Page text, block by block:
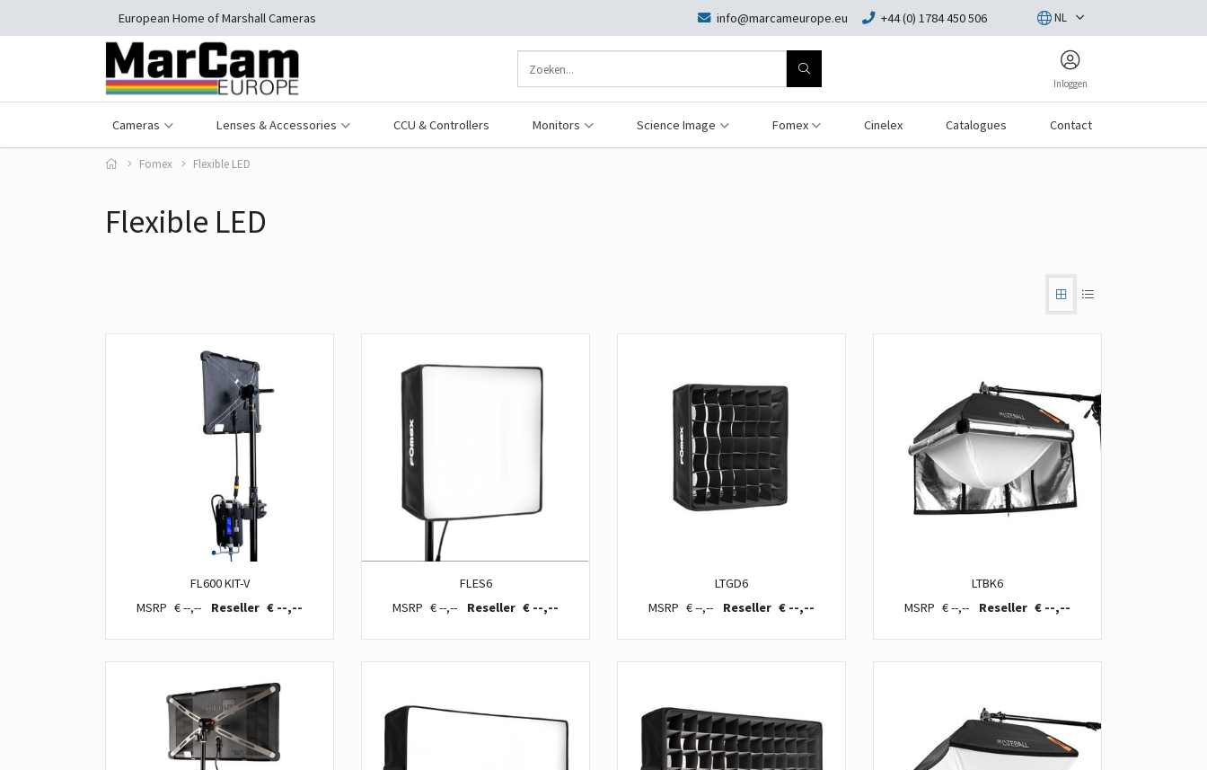
European Home of Marshall Cameras info@marcameurope.eu +44 (0) 1784 450 506 NL
Inloggen
Cameras Lenses & Accessories CCU & Controllers Monitors Science Image Fomex Cinelex Catalogues Contact
Fomex Flexible LED
Flexible LED
FL600 KIT-V
€ --,--
€ --,--
FLES6
€ --,--
€ --,--
LTGD6
€ --,--
€ --,--
LTBK6
€ --,--
€ --,--